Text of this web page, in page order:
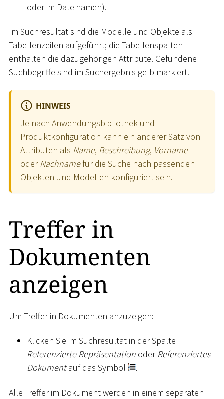
oder im Dateinamen).
Im Suchresultat sind die Modelle und Objekte als
Tabellenzeilen aufgeführt; die Tabellenspalten
enthalten die dazugehörigen Attribute. Gefundene
Suchbegriffe sind im Suchergebnis gelb markiert.
HINWEIS
Je nach Anwendungsbibliothek und
Produktkonfiguration kann ein anderer Satz von
Attributen als Name, Beschreibung, Vorname
oderNachnamefür die Suche nach passenden
Objekten und Modellen konfiguriert sein.
Treffer in
Dokumenten
anzeigen
Um Treffer in Dokumenten anzuzeigen:
Klicken Sie im Suchresultat in der Spalte
Referenzierte Repräsentation oderReferenziertes
Dokumentauf das Symbol .
Alle Treffer im Dokument werden in einem separaten